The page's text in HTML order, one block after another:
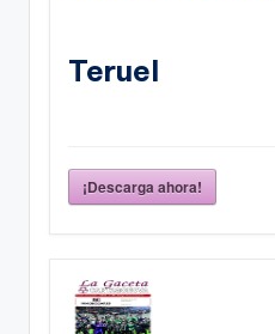
Teruel
¡Descarga ahora!